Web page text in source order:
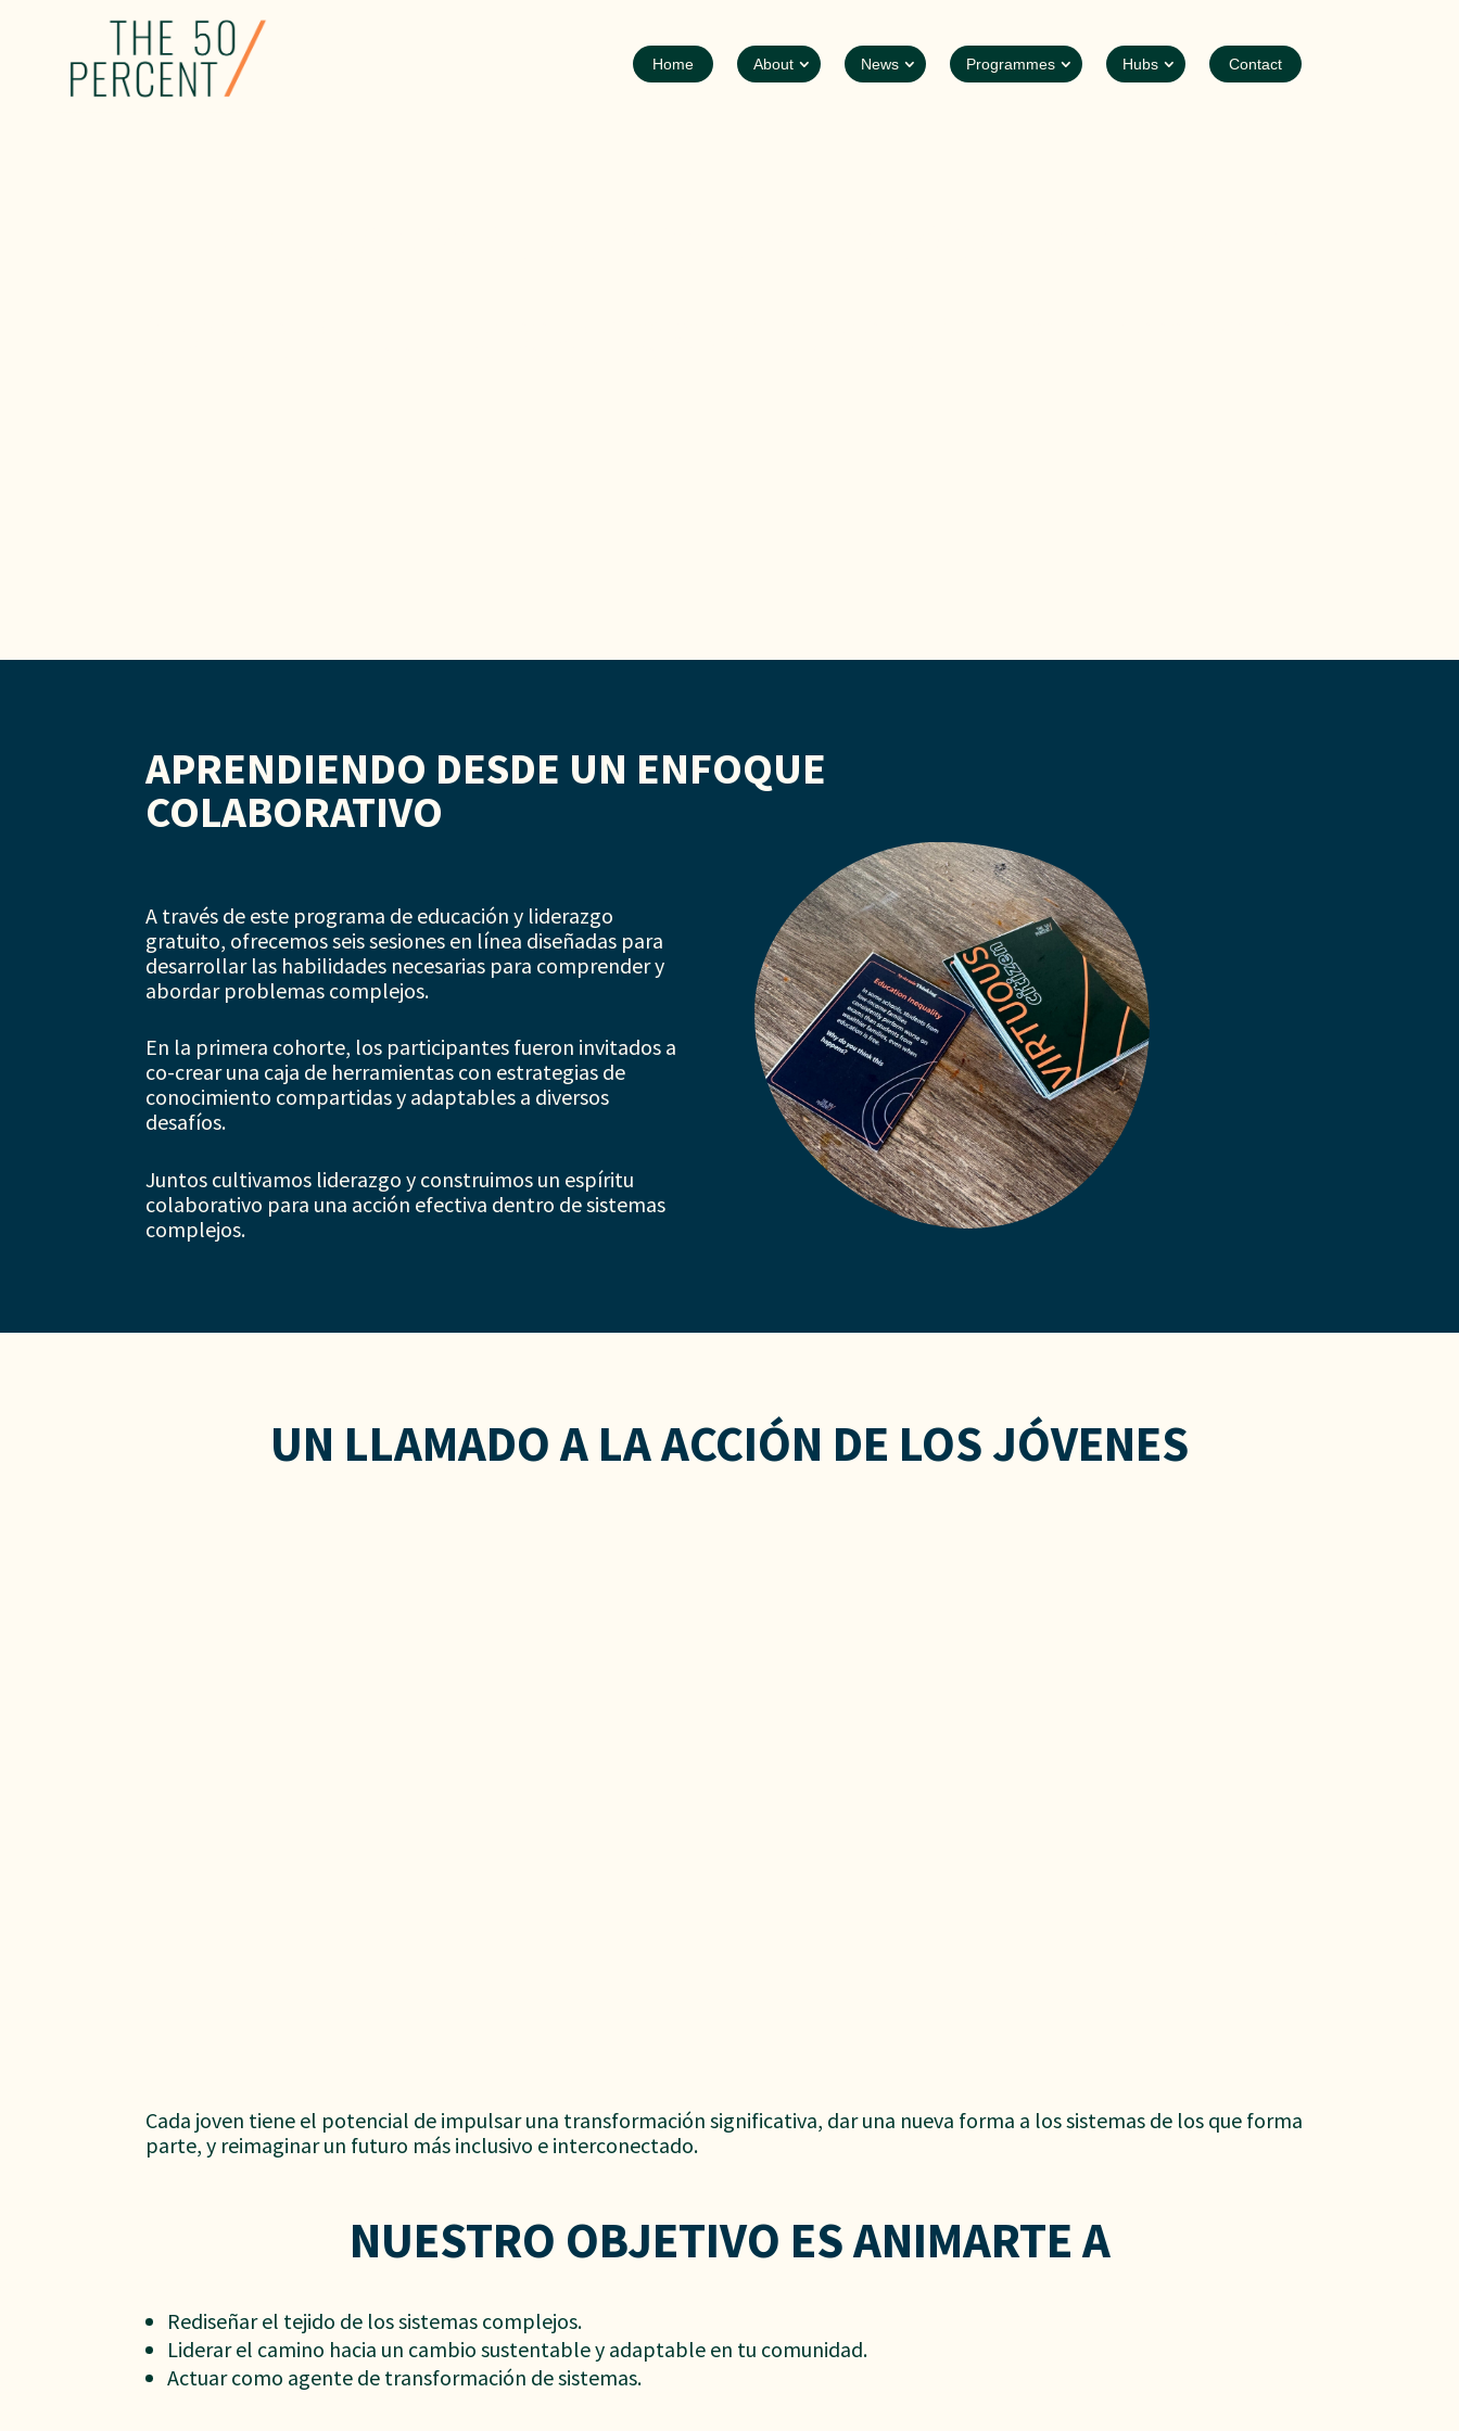
Home About News Programmes Hubs Contact
APRENDIENDO DESDE UN ENFOQUE
COLABORATIVO
A través de este programa de educación y liderazgo
gratuito, ofrecemos seis sesiones en línea diseñadas para
desarrollar las habilidades necesarias para comprender y
abordar problemas complejos.
En la primera cohorte, los participantes fueron invitados a
co-crear una caja de herramientas con estrategias de
conocimiento compartidas y adaptables a diversos
desafíos.
Juntos cultivamos liderazgo y construimos un espíritu
colaborativo para una acción efectiva dentro de sistemas
complejos.
UN LLAMADO A LA ACCIÓN DE LOS JÓVENES
Cada joven tiene el potencial de impulsar una transformación significativa, dar una nueva forma a los sistemas de los que forma
parte, y reimaginar un futuro más inclusivo e interconectado.
NUESTRO OBJETIVO ES ANIMARTE A
Rediseñar el tejido de los sistemas complejos.
Liderar el camino hacia un cambio sustentable y adaptable en tu comunidad.
Actuar como agente de transformación de sistemas.